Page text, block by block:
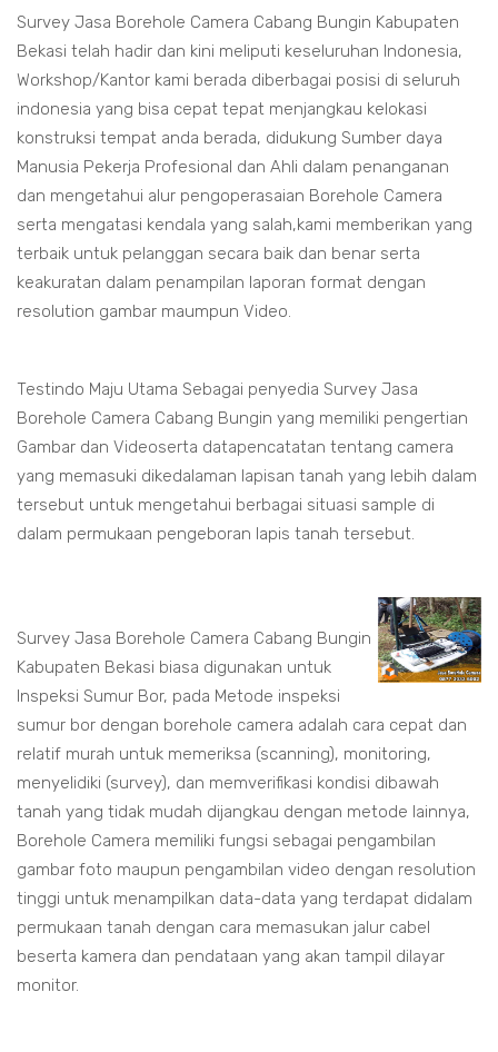
Survey Jasa Borehole Camera Cabang Bungin Kabupaten
Bekasi telah hadir dan kini meliputi keseluruhan Indonesia,
Workshop/Kantor kami berada diberbagai posisi di seluruh
indonesia yang bisa cepat tepat menjangkau kelokasi
konstruksi tempat anda berada, didukung Sumber daya
Manusia Pekerja Profesional dan Ahli dalam penanganan
dan mengetahui alur pengoperasaian Borehole Camera
serta mengatasi kendala yang salah,kami memberikan yang
terbaik untuk pelanggan secara baik dan benar serta
keakuratan dalam penampilan laporan format dengan
resolution gambar maumpun Video.
Testindo Maju Utama Sebagai penyedia Survey Jasa
Borehole Camera Cabang Bungin yang memiliki pengertian
Gambar dan Videoserta datapencatatan tentang camera
yang memasuki dikedalaman lapisan tanah yang lebih dalam
tersebut untuk mengetahui berbagai situasi sample di
dalam permukaan pengeboran lapis tanah tersebut.
Survey Jasa Borehole Camera Cabang Bungin
Kabupaten Bekasi biasa digunakan untuk
Inspeksi Sumur Bor, pada Metode inspeksi
sumur bor dengan borehole camera adalah cara cepat dan
relatif murah untuk memeriksa (scanning), monitoring,
menyelidiki (survey), dan memverifikasi kondisi dibawah
tanah yang tidak mudah dijangkau dengan metode lainnya,
Borehole Camera memiliki fungsi sebagai pengambilan
gambar foto maupun pengambilan video dengan resolution
tinggi untuk menampilkan data-data yang terdapat didalam
permukaan tanah dengan cara memasukan jalur cabel
beserta kamera dan pendataan yang akan tampil dilayar
monitor.